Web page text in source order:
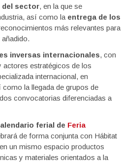
del sector, en la que se
así como la entrega de los
más relevantes para
inversas internacionales, con
actores estratégicos de los
internacional, en
la llegada de grupos de
convocatorias diferenciadas a
ferial de Feria
de forma conjunta con Hábitat
un mismo espacio productos
y materiales orientados a la